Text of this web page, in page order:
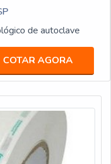
de autoclave
COTAR AGORA